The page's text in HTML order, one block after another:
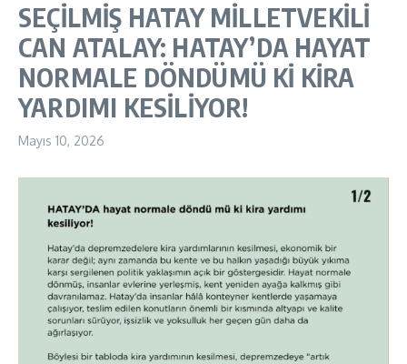
SEÇİLMİŞ HATAY MİLLETVEKİLİ
CAN ATALAY: HATAY’DA HAYAT
NORMALE DÖNDÜMÜ Kİ KİRA
YARDIMI KESİLİYOR!
Mayıs 10, 2026